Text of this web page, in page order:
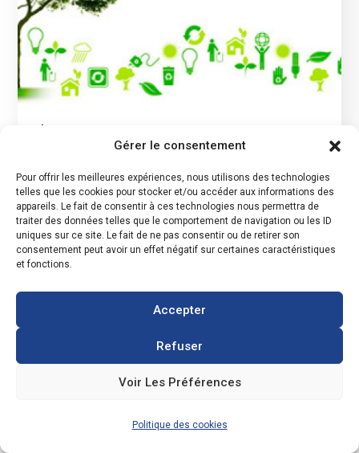
Gérer le consentement
Pour offrir les meilleures expériences, nous utilisons des technologies
telles que les cookies pour stocker et/ou accéder aux informations des
appareils. Le fait de consentir à ces technologies nous permettra de
traiter des données telles que le comportement de navigation ou les ID
uniques sur ce site. Le fait de ne pas consentir ou de retirer son
consentement peut avoir un effet négatif sur certaines caractéristiques
et fonctions.
Accepter
Refuser
Voir Les Préférences
Politique des cookies
pour réduire votre facture
énergétique
Disposer d’une installation solaire
démarche respectueuse de l’environnement
par l’utilisation d’une énergie renouvelable,
inépuisable et gratuite : le soleil.
consommer l’énergie.
Lorsque l’on dispose d’une installation solaire